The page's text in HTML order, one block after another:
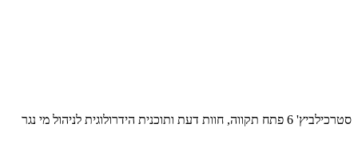
סטרכילביץ' 6 פתח תקווה, חוות דעת ותוכנית הידרולוגית לניהול מי נגר